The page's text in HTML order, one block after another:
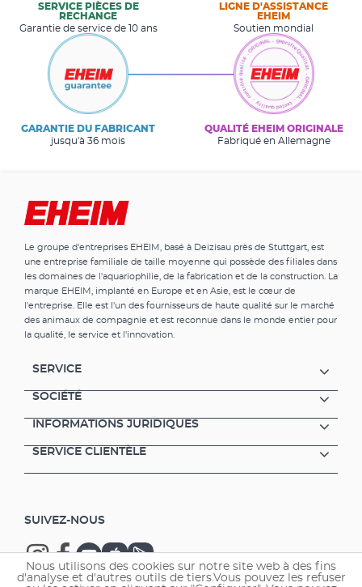
SERVICE PIÈCES DE
RECHANGE
Garantie de service de 10 ans
LIGNE D'ASSISTANCE
EHEIM
Soutien mondial
GARANTIE DU FABRICANT
jusqu'à 36 mois
QUALITÉ EHEIM ORIGINALE
Fabriqué en Allemagne
Le groupe d'entreprises EHEIM, basé à Deizisau près de Stuttgart, est
une entreprise familiale de taille moyenne qui possède des filiales dans
les domaines de l'aquariophilie, de la fabrication et de la construction. La
marque EHEIM, implanté en Europe et en Asie, est le cœur de
l'entreprise. Elle est l'un des fournisseurs de haute qualité sur le marché
des animaux de compagnie et est reconnue dans le monde entier pour
la qualité, le service et l'innovation.
SERVICE
SOCIÉTÉ
INFORMATIONS JURIDIQUES
SERVICE CLIENTÈLE
SUIVEZ-NOUS
Nous utilisons des cookies sur notre site web à des fins
d'analyse et d'autres outils de tiers.Vous pouvez les refuser